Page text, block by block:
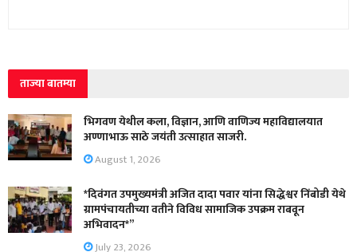
ताज्या बातम्या
भिगवण येथील कला, विज्ञान, आणि वाणिज्य महाविद्यालयात
अण्णाभाऊ साठे जयंती उत्साहात साजरी.
August 1, 2026
*दिवंगत उपमुख्यमंत्री अजित दादा पवार यांना सिद्धेश्वर निंबोडी येथे
ग्रामपंचायतीच्या वतीने विविध सामाजिक उपक्रम राबवून
अभिवादन*”
July 23, 2026